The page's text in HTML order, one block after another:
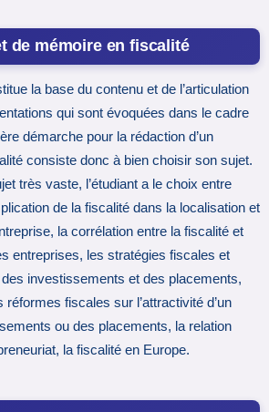
de mémoire en fiscalité
la base du contenu et de l’articulation
qui sont évoquées dans le cadre
démarche pour la rédaction d’un
consiste donc à bien choisir son sujet.
très vaste, l’étudiant a le choix entre
de la fiscalité dans la localisation et
la corrélation entre la fiscalité et
entreprises, les stratégies fiscales et
investissements et des placements,
fiscales sur l’attractivité d’un
ou des placements, la relation
la fiscalité en Europe.